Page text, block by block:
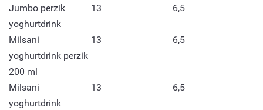
Jumbo perzik
yoghurtdrink
13 6,5
Milsani
yoghurtdrink perzik
200 ml
13 6,5
Milsani
yoghurtdrink
13 6,5